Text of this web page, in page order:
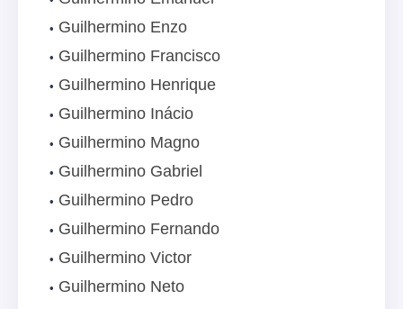
Guilhermino Enzo
Guilhermino Francisco
Guilhermino Henrique
Guilhermino Inácio
Guilhermino Magno
Guilhermino Gabriel
Guilhermino Pedro
Guilhermino Fernando
Guilhermino Victor
Guilhermino Neto